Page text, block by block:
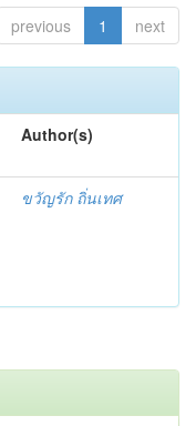
previous 1 next
Author(s)
ขวัญรัก ถิ่นเทศ